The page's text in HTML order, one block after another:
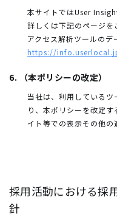
本サイトではUser
詳しくは下記のページを
アクセス解析ツールのデ
https://
6. （本ポリシーの改定）
当社は、利用している
り、本ポリシーを改定
イト等での表示その他の
採用活動における採
針